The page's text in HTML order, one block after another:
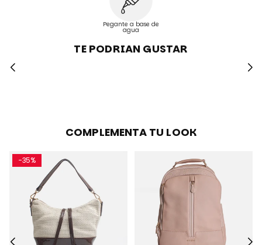
Pegante a base de
agua
TE PODRIAN GUSTAR
COMPLEMENTA TU LOOK
-35%